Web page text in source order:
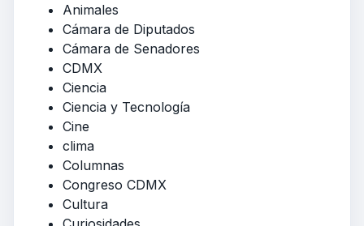
Animales
Cámara de Diputados
Cámara de Senadores
CDMX
Ciencia
Ciencia y Tecnología
Cine
clima
Columnas
Congreso CDMX
Cultura